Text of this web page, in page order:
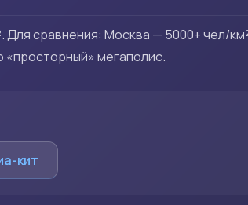
сравнения: Москва — 5000+ чел/
мегаполис.
кит